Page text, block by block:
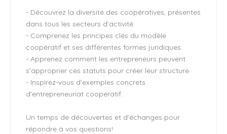
- Découvrez la diversité des coopératives, présentes
dans tous les secteurs d’activité.
- Comprenez les principes clés du modèle
coopératif et ses différentes formes juridiques.
- Apprenez comment les entrepreneurs peuvent
s’approprier ces statuts pour créer leur structure.
- Inspirez-vous d’exemples concrets
d’entrepreneuriat coopératif.
Un temps de découvertes et d'échanges pour
répondre à vos questions!